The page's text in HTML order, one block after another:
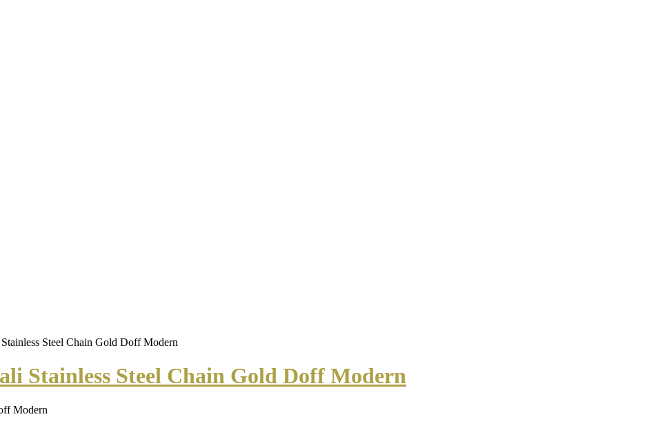
Steel Chain Gold Doff Modern
Stainless Steel Chain Gold Doff Modern